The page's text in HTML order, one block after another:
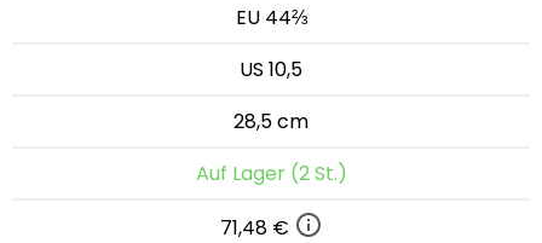
EU 44⅔
US 10,5
28,5 cm
Auf Lager (2 St.)
71,48 €